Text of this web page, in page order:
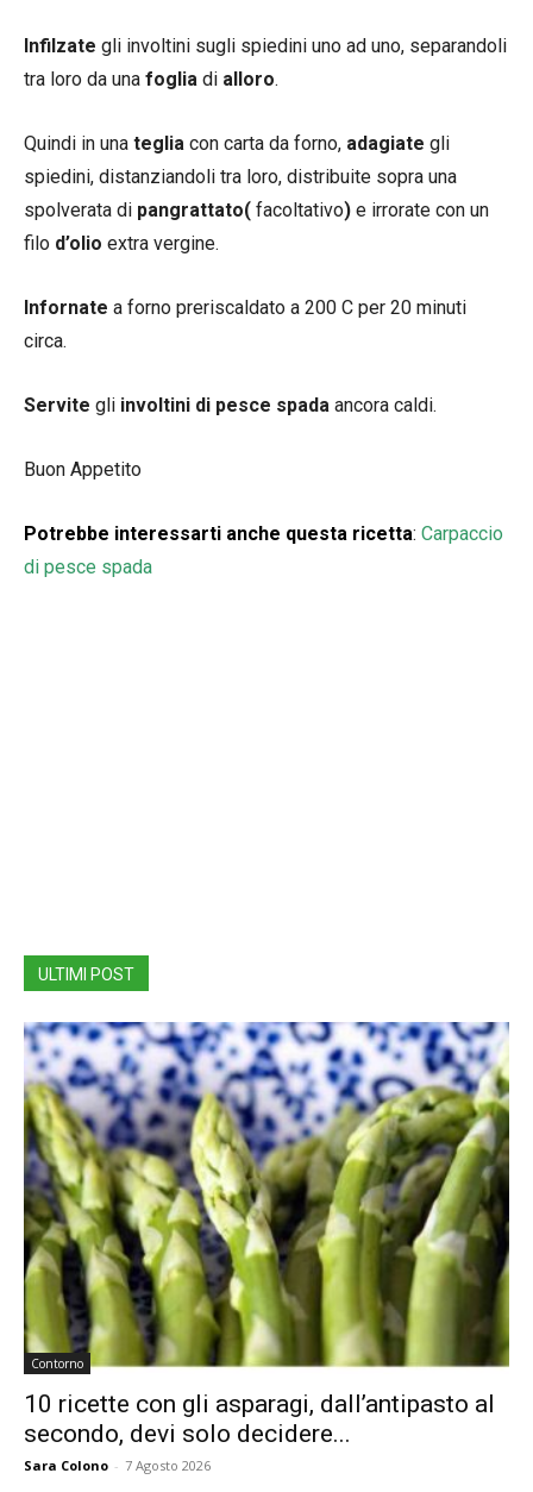
Infilzate gli involtini sugli spiedini uno ad uno, separandoli
tra loro da una foglia di alloro.
Quindi in una teglia con carta da forno, adagiate gli
spiedini, distanziandoli tra loro, distribuite sopra una
spolverata di pangrattato( facoltativo) e irrorate con un
filo d’olio extra vergine.
Infornate a forno preriscaldato a 200 C per 20 minuti
circa.
Servite gli involtini di pesce spada ancora caldi.
Buon Appetito
Potrebbe interessarti anche questa ricetta: Carpaccio
di pesce spada
ULTIMI POST
Contorno
10 ricette con gli asparagi, dall’antipasto al
secondo, devi solo decidere...
Sara Colono - 7 Agosto 2026